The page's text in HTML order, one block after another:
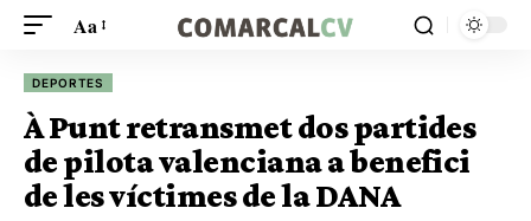
Aa
DEPORTES
À Punt retransmet dos partides
de pilota valenciana a benefici
de les víctimes de la DANA